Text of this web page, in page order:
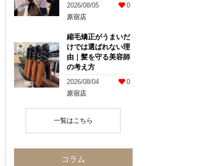
2026/08/05
0
原宿店
縮毛矯正がうまいだ
けでは選ばれない理
由｜髪を守る美容師
の考え方
2026/08/04
0
原宿店
一覧はこちら
コラム